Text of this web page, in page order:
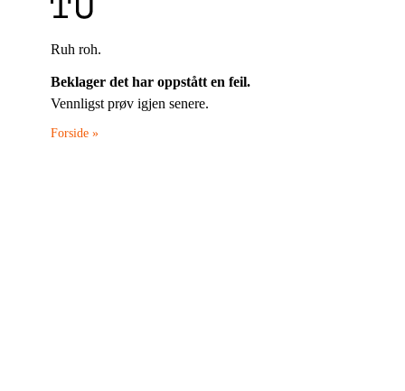
Ruh roh.
Beklager det har oppstått en feil.
Vennligst prøv igjen senere.
Forside »